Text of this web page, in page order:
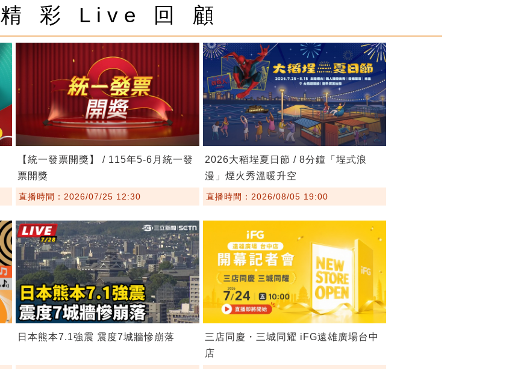
精 彩 Live 回 顧
【統一發票開獎】 / 115年5-6月統一發
票開獎
直播時間：2026/07/25 12:30
2026大稻埕夏日節 / 8分鐘「埕式浪
漫」煙火秀溫暖升空
直播時間：2026/08/05 19:00
日本熊本7.1強震 震度7城牆慘崩落
三店同慶・三城同耀 iFG遠雄廣場台中
店